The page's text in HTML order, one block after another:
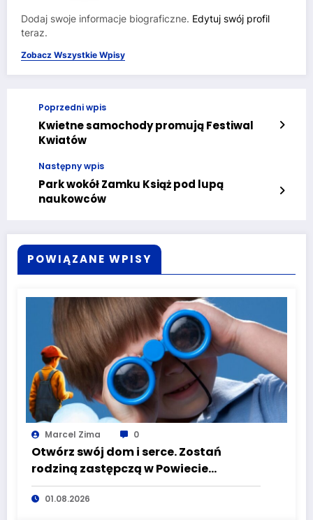
Dodaj swoje informacje biograficzne. Edytuj swój profil
teraz.
Zobacz Wszystkie Wpisy
Poprzedni wpis
Kwietne samochody promują Festiwal
Kwiatów
Następny wpis
Park wokół Zamku Książ pod lupą
naukowców
POWIĄZANE WPISY
Marcel Zima 0
Otwórz swój dom i serce. Zostań
rodziną zastępczą w Powiecie
Wałbrzyskim
01.08.2026